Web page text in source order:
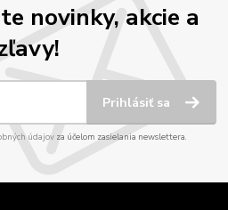
novinky, akcie a
Prihlásiť sa
údajov za účelom zasielania newslettera.